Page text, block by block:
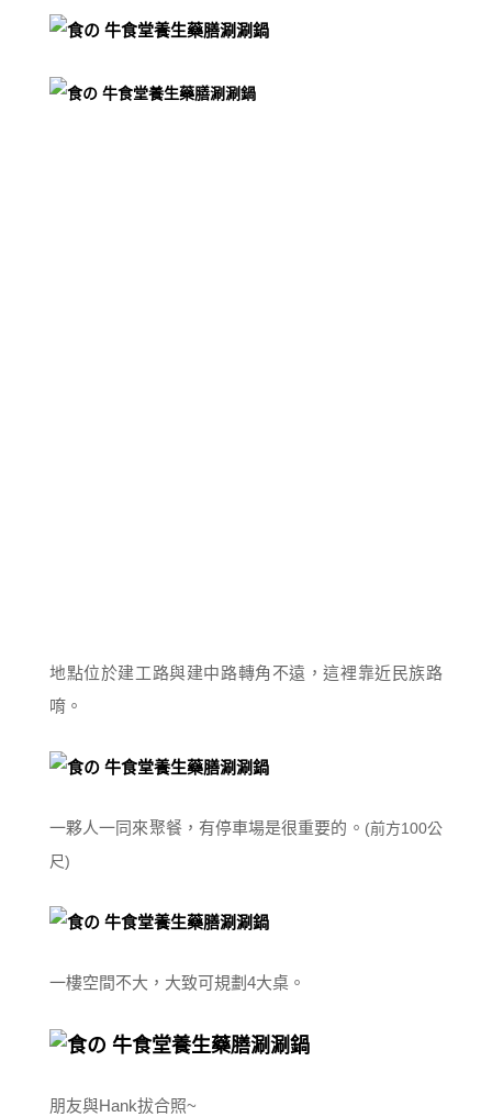
地點位於建工路與建中路轉角不遠，這裡靠近民族路
唷。
一夥人一同來聚餐，有停車場是很重要的。 (前方100公
尺)
一樓空間不大，大致可規劃4大桌。
朋友與Hank拔合照~